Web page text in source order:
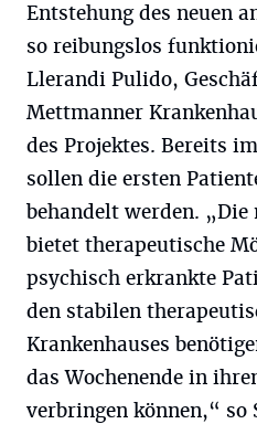
Entstehung des neuen
so reibungslos
Llerandi Pulido,
Mettmanner
des Projektes. Bereits
sollen die ersten
behandelt werden. „Die
bietet therapeutische
psychisch erkrankte
den stabilen
Krankenhauses
das Wochenende in
verbringen können,“ so